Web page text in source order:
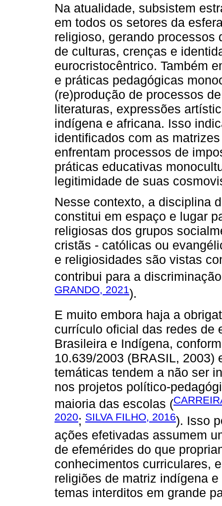
Na atualidade, subsistem
em todos os setores da
religioso, gerando processos
de culturas, crenças e
eurocristocêntrico. Também
e práticas pedagógicas
(re)produção de processos
literaturas, expressões
indígena e africana. Isso
identificados com as
enfrentam processos de
práticas educativas
legitimidade de suas
Nesse contexto, a disciplina
constitui em espaço e lugar
religiosas dos grupos
cristãs - católicas ou
e religiosidades são vistas
contribui para a
GRANDO, 2021).
E muito embora haja a
currículo oficial das redes de
Brasileira e Indígena,
10.639/2003 (BRASIL, 2003)
temáticas tendem a não ser
nos projetos político-
maioria das escolas (
2020; SILVA FILHO, 2016). Isso
ações efetivadas assumem
de efemérides do que
conhecimentos curriculares,
religiões de matriz indígena
temas interditos em grande